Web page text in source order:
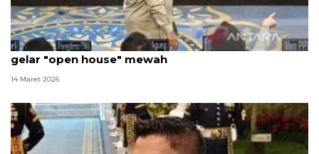
Prabowo minta jajaran kabinet beri contoh tak
gelar "open house" mewah
14 Maret 2026